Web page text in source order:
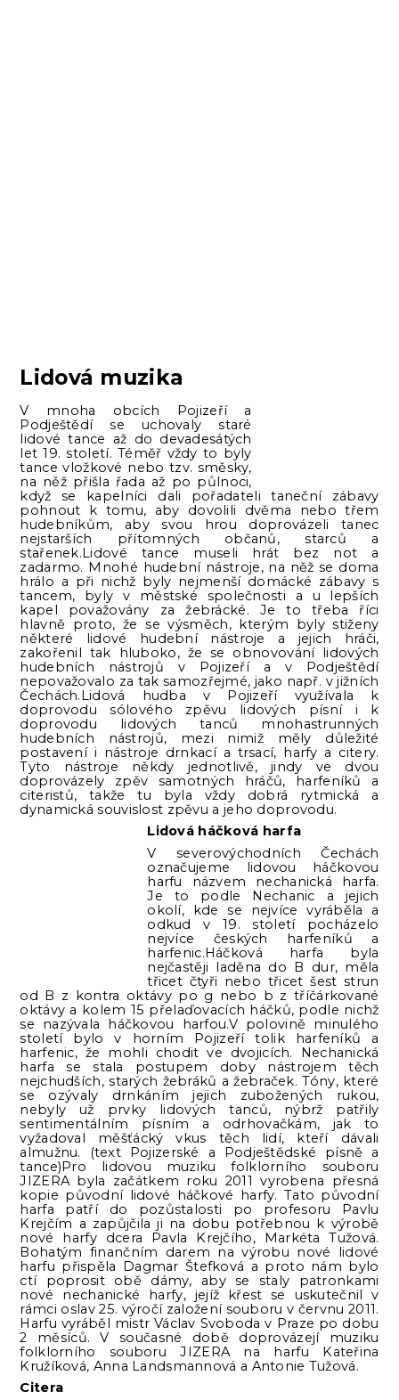
Lidová muzika
V mnoha obcích Pojizeří a
Podještědí se uchovaly staré
lidové tance až do devadesátých
let 19. století. Téměř vždy to byly
tance vložkové nebo tzv. směsky,
na něž přišla řada až po půlnoci,
když se kapelníci dali pořadateli taneční zábavy
pohnout k tomu, aby dovolili dvěma nebo třem
hudebníkům, aby svou hrou doprovázeli tanec
nejstarších přítomných občanů, starců a
stařenek.Lidové tance museli hrát bez not a
zadarmo. Mnohé hudební nástroje, na něž se doma
hrálo a při nichž byly nejmenší domácké zábavy s
tancem, byly v městské společnosti a u lepších
kapel považovány za žebrácké. Je to třeba říci
hlavně proto, že se výsměch, kterým byly stiženy
některé lidové hudební nástroje a jejich hráči,
zakořenil tak hluboko, že se obnovování lidových
hudebních nástrojů v Pojizeří a v Podještědí
nepovažovalo za tak samozřejmé, jako např. v jižních
Čechách.Lidová hudba v Pojizeří využívala k
doprovodu sólového zpěvu lidových písní i k
doprovodu lidových tanců mnohastrunných
hudebních nástrojů, mezi nimiž měly důležité
postavení i nástroje drnkací a trsací, harfy a citery.
Tyto nástroje někdy jednotlivě, jindy ve dvou
doprovázely zpěv samotných hráčů, harfeníků a
citeristů, takže tu byla vždy dobrá rytmická a
dynamická souvislost zpěvu a jeho doprovodu.
Lidová háčková harfa
V severovýchodních Čechách
označujeme lidovou háčkovou
harfu názvem nechanická harfa.
Je to podle Nechanic a jejich
okolí, kde se nejvíce vyráběla a
odkud v 19. století pocházelo
nejvíce českých harfeníků a
harfenic.Háčková harfa byla
nejčastěji laděna do B dur, měla
třicet čtyři nebo třicet šest strun
od B z kontra oktávy po g nebo b z tříčárkované
oktávy a kolem 15 přelaďovacích háčků, podle nichž
se nazývala háčkovou harfou.V polovině minulého
století bylo v horním Pojizeří tolik harfeníků a
harfenic, že mohli chodit ve dvojicích. Nechanická
harfa se stala postupem doby nástrojem těch
nejchudších, starých žebráků a žebraček. Tóny, které
se ozývaly drnkáním jejich zubožených rukou,
nebyly už prvky lidových tanců, nýbrž patřily
sentimentálním písním a odrhovačkám, jak to
vyžadoval měšťácký vkus těch lidí, kteří dávali
almužnu. (text Pojizerské a Podještědské písně a
tance)Pro lidovou muziku folklorního souboru
JIZERA byla začátkem roku 2011 vyrobena přesná
kopie původní lidové háčkové harfy. Tato původní
harfa patří do pozůstalosti po profesoru Pavlu
Krejčím a zapůjčila ji na dobu potřebnou k výrobě
nové harfy dcera Pavla Krejčího, Markéta Tužová.
Bohatým finančním darem na výrobu nové lidové
harfu přispěla Dagmar Štefková a proto nám bylo
ctí poprosit obě dámy, aby se staly patronkami
nové nechanické harfy, jejíž křest se uskutečnil v
rámci oslav 25. výročí založení souboru v červnu 2011.
Harfu vyráběl mistr Václav Svoboda v Praze po dobu
2 měsíců. V současné době doprovázejí muziku
folklorního souboru JIZERA na harfu Kateřina
Kružíková, Anna Landsmannová a Antonie Tužová.
Citera